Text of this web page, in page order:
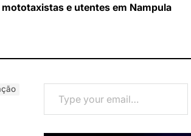
e utentes em Nampula
Type your email…